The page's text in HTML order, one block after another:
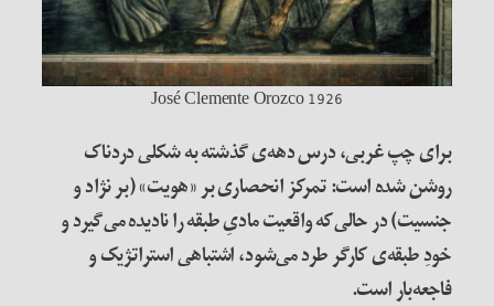
José Clemente Orozco 1926
برای چپ غربی، درس دهه‌ی گذشته به شکلی دردناک
روشن شده است: تمرکز انحصاری بر «هویت» (بر نژاد و
جنسیت) در حالی‌که واقعیت مادیِ طبقه را نادیده می‌گیرد و
خودِ طبقه‌ی کارگر طرد می‌شود، اشتباهی استراتژیک و
فاجعه‌بار است.